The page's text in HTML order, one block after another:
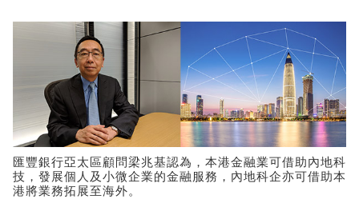
匯豐銀行亞太區顧問梁兆基認為，本港金融業可借助內地科
技，發展個人及小微企業的金融服務，內地科企亦可借助本
港將業務拓展至海外。